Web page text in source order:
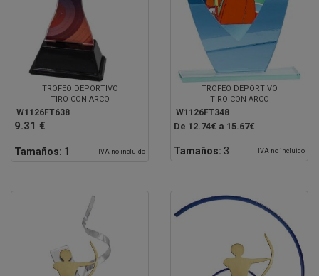
TROFEO DEPORTIVO
TIRO CON ARCO
W1126FT638
9.31 €
Tamaños: 1 IVA no incluido
TROFEO DEPORTIVO
TIRO CON ARCO
W1126FT348
De 12.74€ a 15.67€
Tamaños: 3 IVA no incluido